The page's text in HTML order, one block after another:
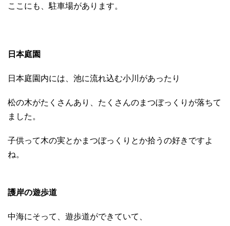
ここにも、駐車場があります。
日本庭園
日本庭園内には、池に流れ込む小川があったり
松の木がたくさんあり、たくさんのまつぼっくりが落ちて
ました。
子供って木の実とかまつぼっくりとか拾うの好きですよ
ね。
護岸の遊歩道
中海にそって、遊歩道ができていて、